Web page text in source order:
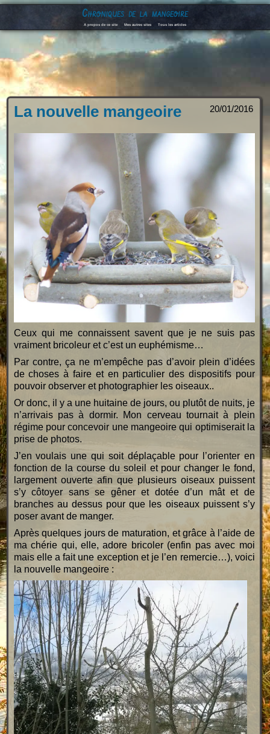
Chroniques de la mangeoire
A propos de ce site Mes autres sites Tous les articles
20/01/2016
La nouvelle mangeoire
Ceux qui me connaissent savent que je ne suis pas
vraiment bricoleur et c’est un euphémisme…
Par contre, ça ne m’empêche pas d’avoir plein d’idées
de choses à faire et en particulier des dispositifs pour
pouvoir observer et photographier les oiseaux..
Or donc, il y a une huitaine de jours, ou plutôt de nuits, je
n’arrivais pas à dormir. Mon cerveau tournait à plein
régime pour concevoir une mangeoire qui optimiserait la
prise de photos.
J’en voulais une qui soit déplaçable pour l’orienter en
fonction de la course du soleil et pour changer le fond,
largement ouverte afin que plusieurs oiseaux puissent
s’y côtoyer sans se gêner et dotée d’un mât et de
branches au dessus pour que les oiseaux puissent s’y
poser avant de manger.
Après quelques jours de maturation, et grâce à l’aide de
ma chérie qui, elle, adore bricoler (enfin pas avec moi
mais elle a fait une exception et je l’en remercie…), voici
la nouvelle mangeoire :